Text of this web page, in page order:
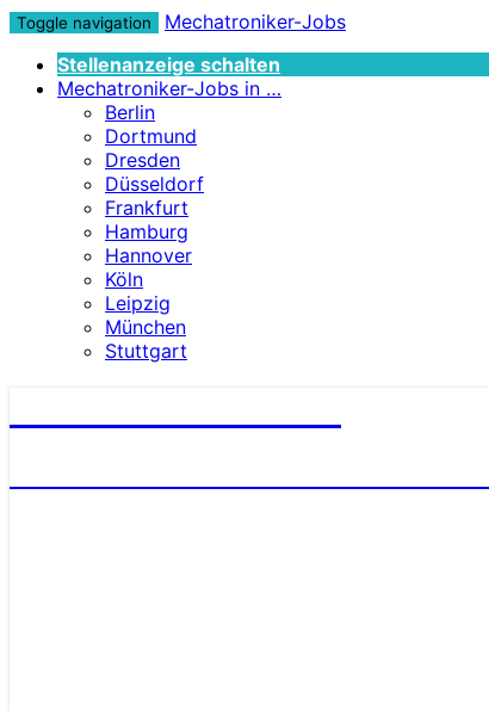
Toggle navigation
Mechatroniker-Jobs
Stellenanzeige schalten
Mechatroniker-Jobs in …
Berlin
Dortmund
Dresden
Düsseldorf
Frankfurt
Hamburg
Hannover
Köln
Leipzig
München
Stuttgart